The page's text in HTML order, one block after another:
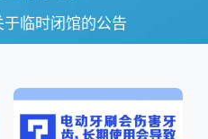
于临时闭馆的公告